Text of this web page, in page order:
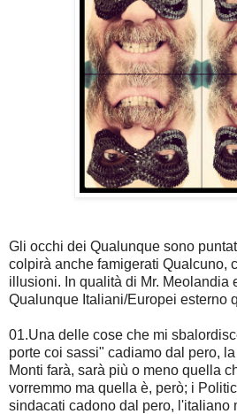
Gli occhi dei Qualunque sono
colpirà anche famigerati Qualcuno,
illusioni. In qualità di Mr. Meolandia
Qualunque Italiani/Europei esterno
01.Una delle cose che mi
porte coi sassi" cadiamo dal pero,
Monti farà, sarà più o meno quella
vorremmo ma quella è, però; i
sindacati cadono dal pero, l'italiano